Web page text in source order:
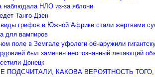
наблюдала НЛО из-за яблони
Танго-Дзен
грифов в Южной Африке стали жертвами
для вампиров
поле в Земгале уфологи обнаружили
был замечен неопознанный летающий
Донецк
ПОДСЧИТАЛИ, КАКОВА ВЕРОЯТНОСТЬ